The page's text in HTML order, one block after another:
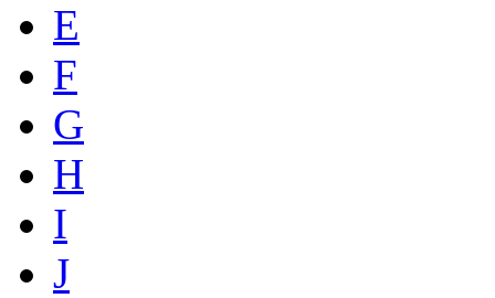
E
F
G
H
I
J